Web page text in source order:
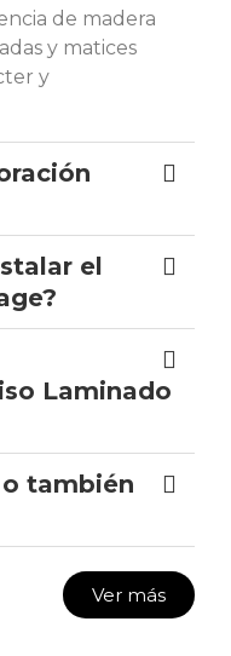
de madera
y matices
y
el
Laminado
también
Ver más